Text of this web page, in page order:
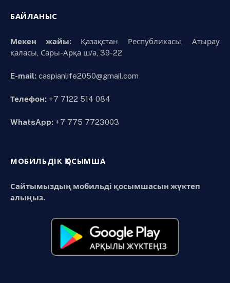
БАЙЛАНЫС
Мекен жайы:Қазақстан Республикасы, Атырау
қаласы, Сары-Арқа ш/а, 39-22
E-mail: caspianlife2050@gmail.com
Телефон: +7 7122 514 084
WhatsApp: +7 775 7723003
МОБИЛЬДІК ҚОСЫМША
Сайтымыздың мобильді қосымшасын жүктеп
алыңыз.